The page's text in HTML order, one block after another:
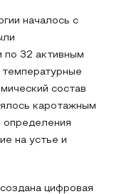
началось с
по 32 активным
состав
каротажным
определения
на устье и
цифровая